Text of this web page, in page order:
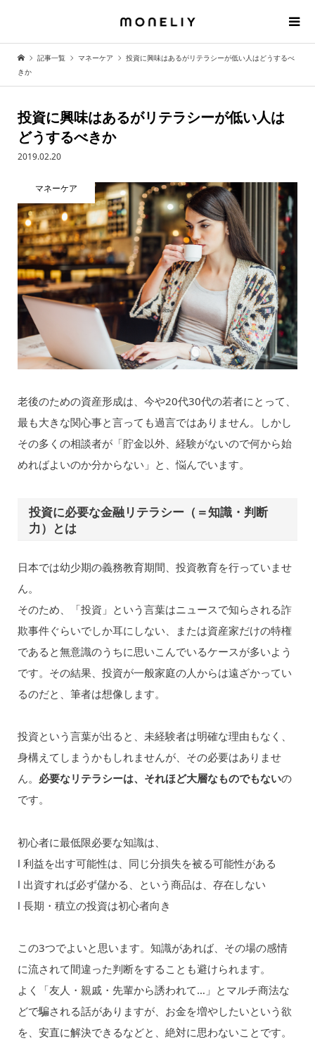
記事一覧 マネーケア
投資に興味はあるがリテラシーが低い人はどうするべ
きか
投資に興味はあるがリテラシーが低い人は
どうするべきか
2019.02.20
マネーケア
老後のための資産形成は、今や20代30代の若者にとって、
最も大きな関心事と言っても過言ではありません。しかし
その多くの相談者が「貯金以外、経験がないので何から始
めればよいのか分からない」と、悩んでいます。
投資に必要な金融リテラシー（＝知識・判断
力）とは
日本では幼少期の義務教育期間、投資教育を行っていませ
ん。
そのため、「投資」という言葉はニュースで知らされる詐
欺事件ぐらいでしか耳にしない、または資産家だけの特権
であると無意識のうちに思いこんでいるケースが多いよう
です。その結果、投資が一般家庭の人からは遠ざかってい
るのだと、筆者は想像します。
投資という言葉が出ると、未経験者は明確な理由もなく、
身構えてしまうかもしれませんが、その必要はありませ
ん。 必要なリテラシーは、それほど大層なものでもないの
です。
初心者に最低限必要な知識は、
l 利益を出す可能性は、同じ分損失を被る可能性がある
l 出資すれば必ず儲かる、という商品は、存在しない
l 長期・積立の投資は初心者向き
この3つでよいと思います。知識があれば、その場の感情
に流されて間違った判断をすることも避けられます。
よく「友人・親戚・先輩から誘われて…」とマルチ商法な
どで騙される話がありますが、お金を増やしたいという欲
を、安直に解決できるなどと、絶対に思わないことです。